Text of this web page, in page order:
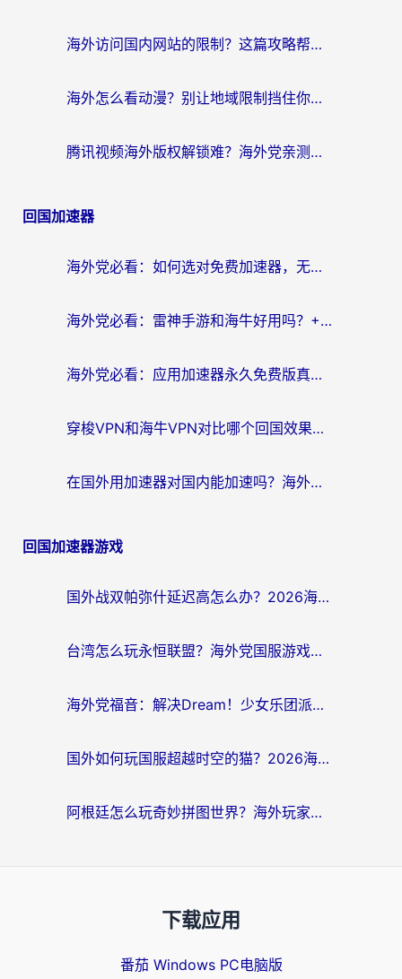
海外访问国内网站的限制？这篇攻略帮你无缝解锁12306、12123和国内影音
海外怎么看动漫？别让地域限制挡住你的追番快乐
腾讯视频海外版权解锁难？海外党亲测：选对回国加速器，追剧观影零障碍
回国加速器
海外党必看：如何选对免费加速器，无缝访问国内资源不踩坑？
海外党必看：雷神手游和海牛好用吗？+3款热门加速器实测对比，附番茄加速器无缝回国指南
海外党必看：应用加速器永久免费版真的存在吗？教你选对回国加速器无缝刷国内资源
穿梭VPN和海牛VPN对比哪个回国效果更好？海外华人亲测3款热门加速器+避坑指南
在国外用加速器对国内能加速吗？海外党亲测有效的无缝访问指南
回国加速器游戏
国外战双帕弥什延迟高怎么办？2026海外畅玩国服游戏终极指南（附实测工具推荐）
台湾怎么玩永恒联盟？海外党国服游戏加速器选择全攻略（附3大热门游戏实测）
海外党福音：解决Dream！少女乐团派对！国外延迟的实用指南，附北美英国游戏加速方案
国外如何玩国服超越时空的猫？2026海外党必看的加速器选择指南
阿根廷怎么玩奇妙拼图世界？海外玩家国服游戏加速全攻略（附帕斯卡契约战舰少女解决方案）
下载应用
番茄 Windows PC电脑版